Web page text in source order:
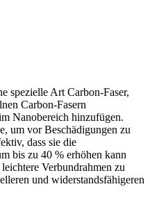
Art Carbon-Faser,
Carbon-Fasern
Nanobereich hinzufügen.
um vor Beschädigungen zu
dass sie die
bis zu 40 % erhöhen kann
Verbundrahmen zu
und widerstandsfähigeren